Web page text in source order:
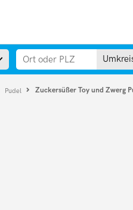
Pudel Zuckersüßer Toy und Zwerg